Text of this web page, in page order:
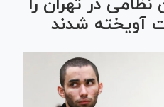
آویخته شدند